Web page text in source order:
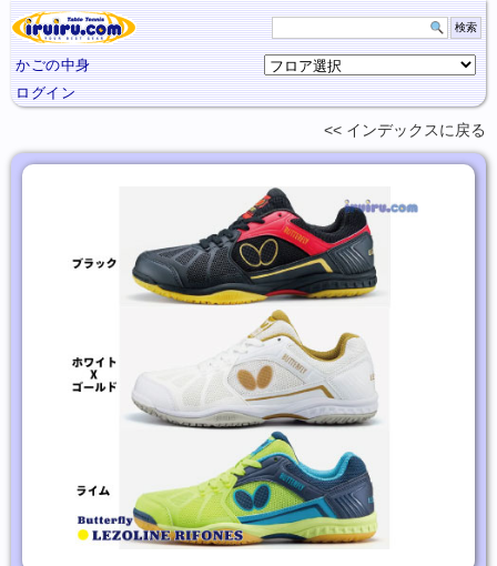
かごの中身
ログイン
インデックスに 戻る